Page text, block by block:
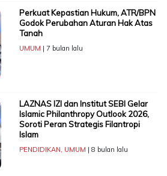
Perkuat Kepastian Hukum, ATR/BPN
Godok Perubahan Aturan Hak Atas
Tanah
UMUM | 7 bulan lalu
LAZNAS IZI dan Institut SEBI Gelar
Islamic Philanthropy Outlook 2026,
Soroti Peran Strategis Filantropi
Islam
PENDIDIKAN, UMUM | 8 bulan lalu